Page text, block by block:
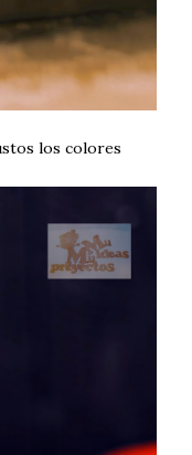
los colores